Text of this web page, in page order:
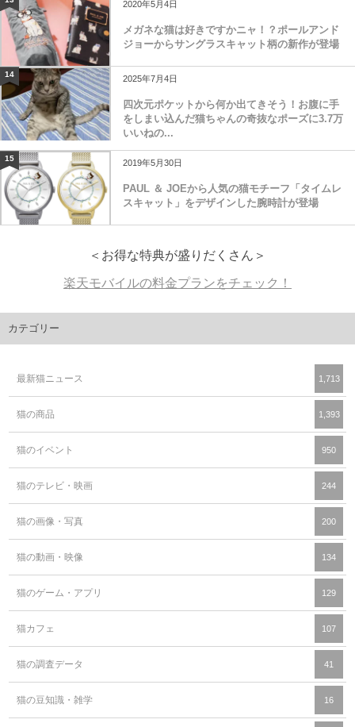
2020年5月4日
メガネな猫は好きですかニャ！？ポールアンド
ジョーからサングラスキャット柄の新作が登場
14 2025年7月4日
四次元ポケットから何か出てきそう！お腹に手
をしまい込んだ猫ちゃんの奇抜なポーズに3.7万
いいねの...
15 2019年5月30日
PAUL ＆ JOEから人気の猫モチーフ「タイムレ
スキャット」をデザインした腕時計が登場
＜お得な特典が盛りだくさん＞
楽天モバイルの料金プランをチェック！
カテゴリー
最新猫ニュース 1,713
猫の商品 1,393
猫のイベント 950
猫のテレビ・映画 244
猫の画像・写真 200
猫の動画・映像 134
猫のゲーム・アプリ 129
猫カフェ 107
猫の調査データ 41
猫の豆知識・雑学 16